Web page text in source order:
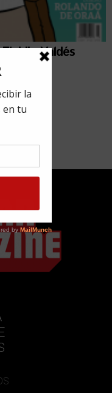
Valdés